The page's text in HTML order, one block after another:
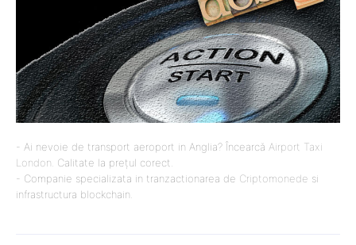
- Ai nevoie de transport aeroport in Anglia? Încearcă Airport Taxi
London . Calitate la prețul corect.
- Companie specializata in tranzactionarea de Criptomonede si
infrastructura blockchain.